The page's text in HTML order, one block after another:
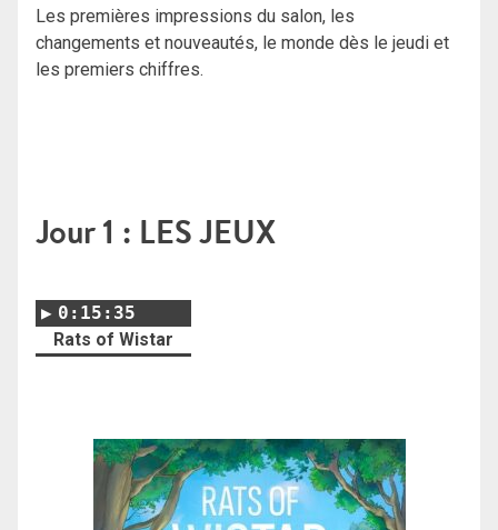
Les premières impressions du salon, les
changements et nouveautés, le monde dès le jeudi et
les premiers chiffres.
Jour 1 : LES JEUX
0:15:35
Rats of Wistar